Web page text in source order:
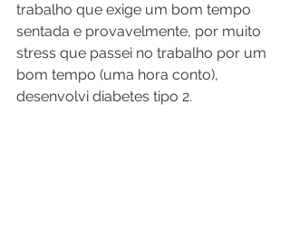
trabalho que exige um bom tempo
sentada e provavelmente, por muito
stress que passei no trabalho por um
bom tempo (uma hora conto),
desenvolvi diabetes tipo 2.